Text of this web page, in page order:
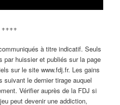
++++
à titre indicatif. Seuls
huissier et publiés sur la page
sur le site www.fdj.fr. Les gains
suivant le dernier tirage auquel
Vérifier auprès de la FDJ si
peut devenir une addiction,